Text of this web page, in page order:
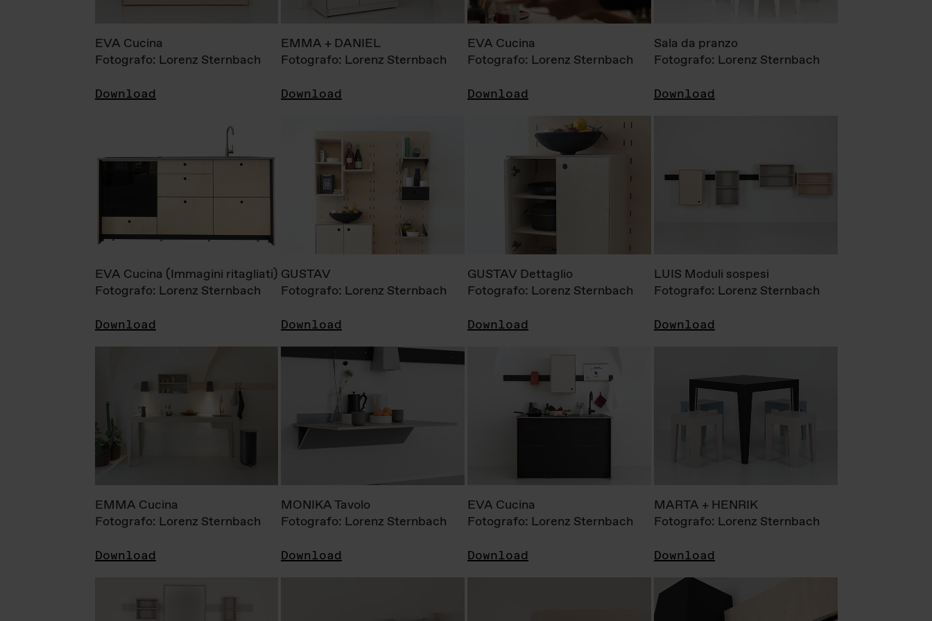
EVA Cucina
Fotografo: Lorenz Sternbach
Download
EMMA + DANIEL
Fotografo: Lorenz Sternbach
Download
EVA Cucina
Fotografo: Lorenz Sternbach
Download
Sala da pranzo
Fotografo: Lorenz Sternbach
Download
EVA Cucina (Immagini ritagliati)
Fotografo: Lorenz Sternbach
Download
GUSTAV
Fotografo: Lorenz Sternbach
Download
GUSTAV Dettaglio
Fotografo: Lorenz Sternbach
Download
LUIS Moduli sospesi
Fotografo: Lorenz Sternbach
Download
EMMA Cucina
Fotografo: Lorenz Sternbach
Download
MONIKA Tavolo
Fotografo: Lorenz Sternbach
Download
EVA Cucina
Fotografo: Lorenz Sternbach
Download
MARTA + HENRIK
Fotografo: Lorenz Sternbach
Download